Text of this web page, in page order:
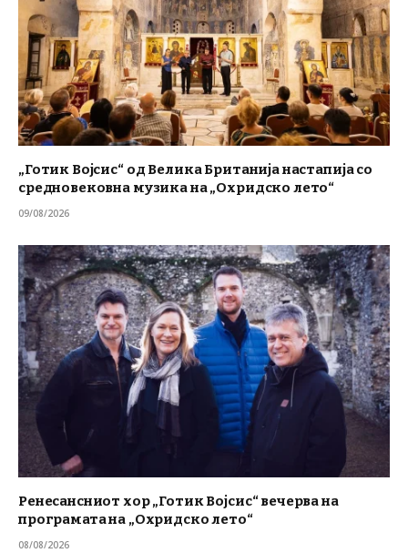
„Готик Војсис“ од Велика Британија настапија со
средновековна музика на „Охридско лето“
09/08/2026
Ренесансниот хор „Готик Војсис“ вечерва на
програмата на „Охридско лето“
08/08/2026